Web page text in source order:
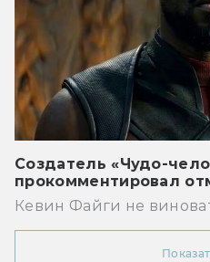
Создатель «Чудо-
прокомментировал
Кевин Файги не